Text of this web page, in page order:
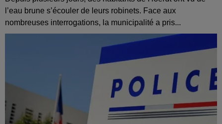
l’eau brune s’écouler de leurs robinets. Face aux
nombreuses interrogations, la municipalité a pris...